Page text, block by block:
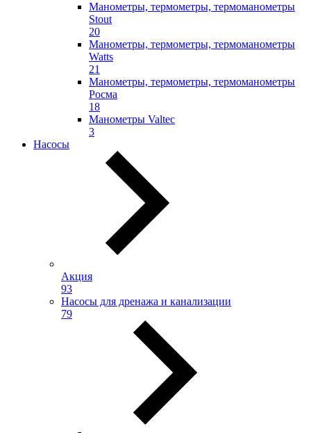
Манометры, термометры, термоманометры
Stout
20
Манометры, термометры, термоманометры
Watts
21
Манометры, термометры, термоманометры
Росма
18
Манометры Valtec
3
Насосы
Акция
93
Насосы для дренажа и канализации
79